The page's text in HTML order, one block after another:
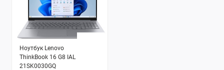
Ноутбук Lenovo
ThinkBook 16 G8 IAL
21SK0030GQ